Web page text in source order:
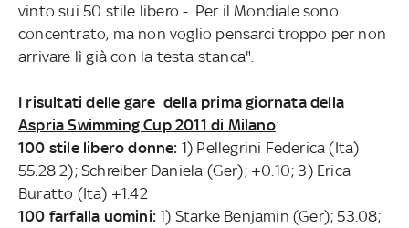
vinto sui 50 stile libero -. Per il Mondiale sono
concentrato, ma non voglio pensarci troppo per non
arrivare lì già con la testa stanca".
I risultati delle gare della prima giornata della
Aspria Swimming Cup 2011 di Milano:
100 stile libero donne: 1) Pellegrini Federica (Ita)
55.28 2); Schreiber Daniela (Ger); +0.10; 3) Erica
Buratto (Ita) +1.42
100 farfalla uomini:1) Starke Benjamin (Ger); 53.08;